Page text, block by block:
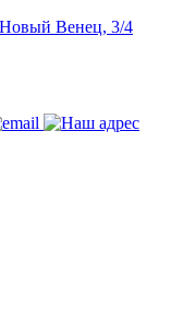
Новый Венец, 3/4